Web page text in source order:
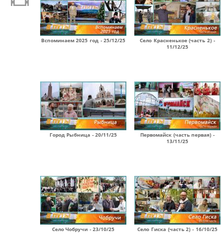
Вспоминаем 2025 год - 25/12/25
Село Красненькое (часть 2) -
11/12/25
Город Рыбница - 20/11/25
Первомайск (часть первая) -
13/11/25
Село Чобручи - 23/10/25 Село Гиска (часть 2) - 16/10/25